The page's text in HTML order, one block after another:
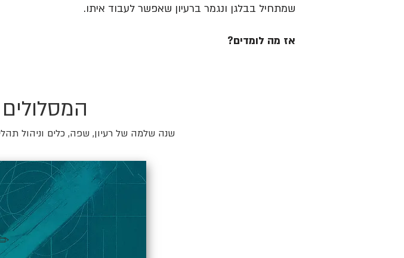
שמתחיל בבלגן ונגמר ברעיון שאפשר לעבוד איתו.
אז מה לומדים?
שנה שלמה של רעיון, שפה, כלים וניהול